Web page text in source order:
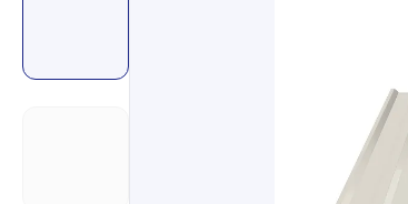
Чёрный металлопрокат